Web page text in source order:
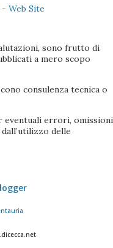
Web Site
sono frutto di
a mero scopo
consulenza tecnica o
eventuali errori, omissioni
delle